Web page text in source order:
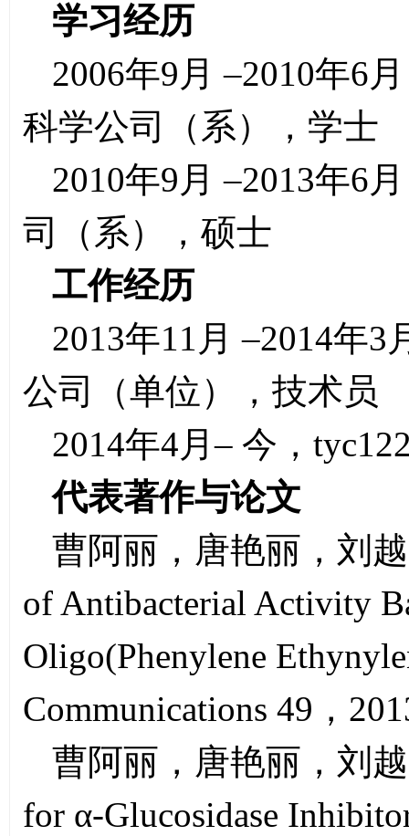
学习经历
2006年9月 –2010年6
科学公司（系），学士
2010年9月 –2013年6
司（系），硕士
工作经历
2013年11月 –2014年
公司（单位），技术员
2014年4月– 今，
代表著作与论文
曹阿丽，唐艳丽，刘
of Antibacterial Activity
Oligo(Phenylene
Communications 49，
曹阿丽，唐艳丽，刘越
for α-Glucosidase